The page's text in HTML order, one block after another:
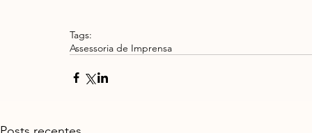
Tags:
Assessoria de Imprensa